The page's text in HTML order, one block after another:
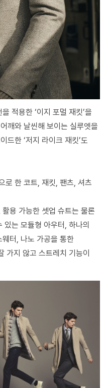
적용한 ‘이지 포멀 재킷’을
깨와 날씬해 보이는 실루엣을
드한 ‘저지 라이크 재킷’도
로 한 코트, 재킷, 팬츠, 셔츠
용 가능한 셋업 슈트는 물론
는 모듈형 아우터, 하나의
터, 나노 가공을 통한
가지 않고 스트레치 기능이